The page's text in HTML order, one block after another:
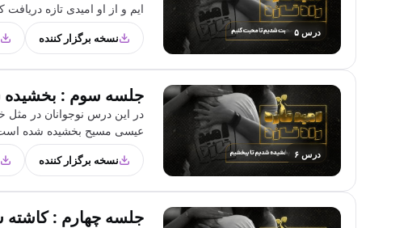
درس ۵
ایم و از او امیدی تازه
نسخه برگزار کننده
درس ۶
جلسه سوم : بخشیده
در این درس نوجوانان در مثل
عیسی مسیح بخشیده شده است و
نسخه برگزار کننده
جلسه چهارم : کاشته